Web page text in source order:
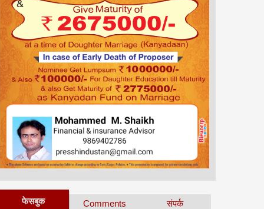
फेसबुक Comments संपर्क